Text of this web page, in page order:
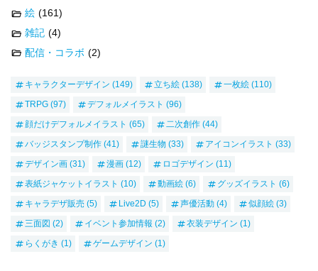
絵 (161)
雑記 (4)
配信・コラボ (2)
キャラクターデザイン (149) 立ち絵 (138) 一枚絵 (110)
TRPG (97) デフォルメイラスト (96)
顔だけデフォルメイラスト (65) 二次創作 (44)
バッジスタンプ制作 (41) 謎生物 (33) アイコンイラスト (33)
デザイン画 (31) 漫画 (12) ロゴデザイン (11)
表紙ジャケットイラスト (10) 動画絵 (6) グッズイラスト (6)
キャラデザ販売 (5) Live2D (5) 声優活動 (4) 似顔絵 (3)
三面図 (2) イベント参加情報 (2) 衣装デザイン (1)
らくがき (1) ゲームデザイン (1)